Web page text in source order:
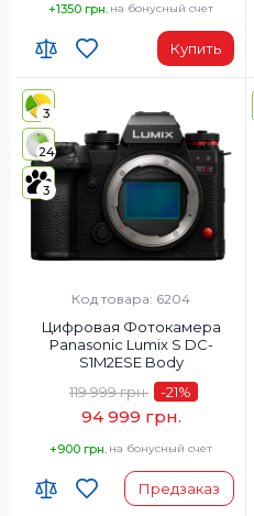
+1350 грн. на бонусный счет
Купить
3
24
3
Код товара: 6204
Цифровая Фотокамера
Panasonic Lumix S DC-
S1M2ESE Body
94 999 грн.
119 999 грн. -21%
+900 грн. на бонусный счет
Предзаказ